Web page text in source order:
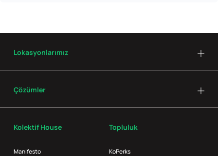
Kolektif House
Manifesto
Topluluk
KoPerks
Lokasyonlarımız
Çözümler